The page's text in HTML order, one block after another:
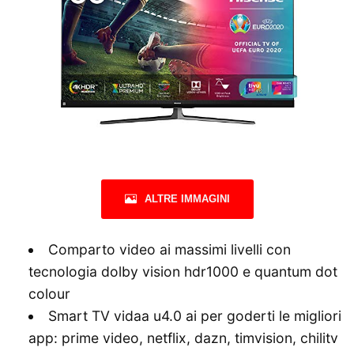
ALTRE IMMAGINI
Comparto video ai massimi livelli con
tecnologia dolby vision hdr1000 e quantum dot
colour
Smart TV vidaa u4.0 ai per goderti le migliori
app: prime video, netflix, dazn, timvision, chilitv